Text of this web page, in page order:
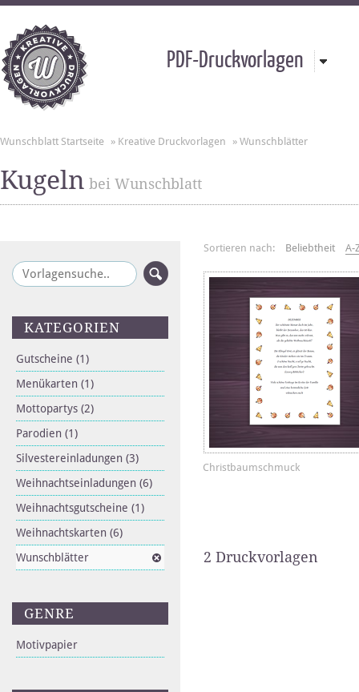
PDF-Druckvorlagen
Wunschblatt Startseite » Kreative Druckvorlagen » Wunschblätter
Kugeln bei Wunschblatt
KATEGORIEN
Gutscheine (1)
Menükarten (1)
Mottopartys (2)
Parodien (1)
Silvestereinladungen (3)
Weihnachtseinladungen (6)
Weihnachtsgutscheine (1)
Weihnachtskarten (6)
Wunschblätter
GENRE
Motivpapier
Sortieren nach: Beliebtheit A-
Christbaumschmuck
2 Druckvorlagen